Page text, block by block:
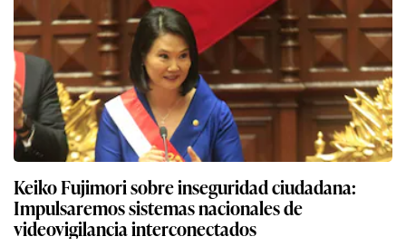
Keiko Fujimori sobre inseguridad ciudadana:
Impulsaremos sistemas nacionales de
videovigilancia interconectados